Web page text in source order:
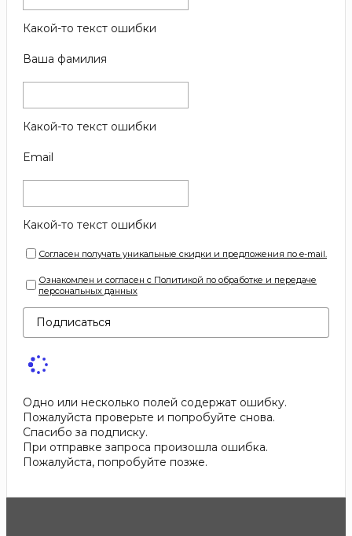
Какой-то текст ошибки
Ваша фамилия
Какой-то текст ошибки
Email
Какой-то текст ошибки
Согласен получать уникальные скидки и предложения по e-mail.
Ознакомлен и согласен с Политикой по обработке и передаче
персональных данных
Подписаться
Одно или несколько полей содержат ошибку.
Пожалуйста проверьте и попробуйте снова.
Спасибо за подписку.
При отправке запроса произошла ошибка.
Пожалуйста, попробуйте позже.